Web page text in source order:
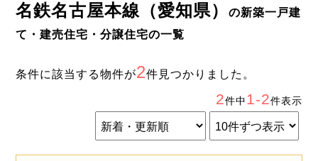
名鉄名古屋本線（愛知県）の新築一戸建
て・建売住宅・分譲住宅の一覧
条件に該当する物件が2件見つかりました。
2件中1-2件表示